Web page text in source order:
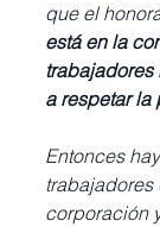
que el
está en la
a respetar la
Entonces
trabajadores
corporación